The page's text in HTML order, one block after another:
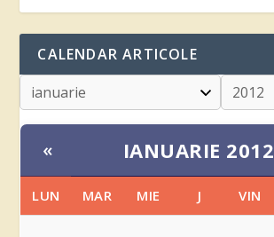
CALENDAR ARTICOLE
« IANUARIE 2012
LUN MAR MIE J VIN